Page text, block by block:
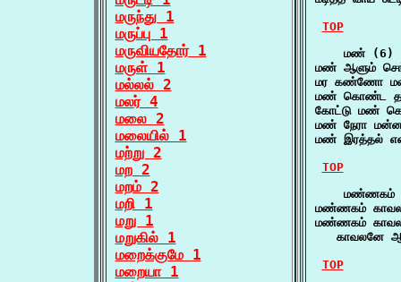
மருந்து 1
மருப்பு 1
மருவியதோர் 1
மருள் 1
மல்லல் 2
மலர் 4
மலை 2
மலையில் 1
மற்று 2
மற 2
மறம் 2
மறி 1
மறு 1
மறுகில் 1
மறைக்குமே 1
மறையா 1
TOP
    மண் (6)
மண் ஆளும்
மர கண்ணோ
மண் கொண்ட
கோட்டு மண்
மண் நேரா
மண் இரத்தல்
TOP
மண்ணகம்
மண்ணகம்
மண்ணகம்
காவலனே
TOP